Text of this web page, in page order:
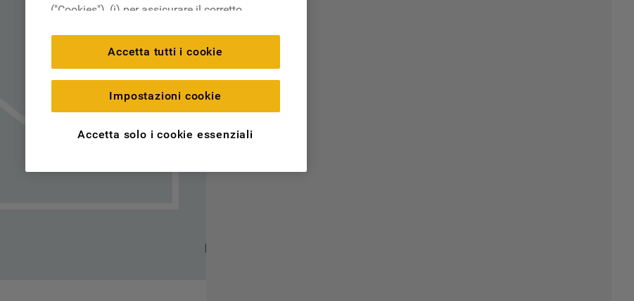
("Cookies"), (i) per assicurare il corretto
migliorare l'esperienza di navigazione
(cookie tecnici), (ii) per finalità statistiche e
per rilevare l’audience del nostro sito e
come interagisce con il sito (cookie
analitici), (iii) per annunci personalizzati e
Accetta tutti i cookie
Impostazioni cookie
Accetta solo i cookie essenziali